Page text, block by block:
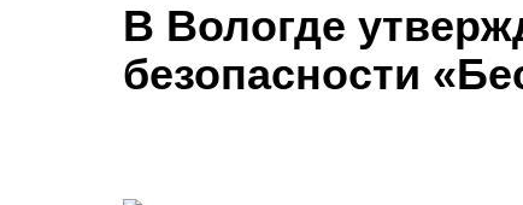
В Вологде
безопасности